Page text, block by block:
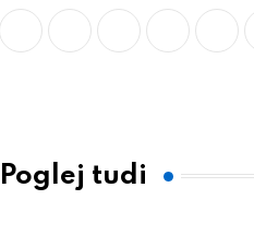
LinkedInWhatsappPrint
Poglej tudi